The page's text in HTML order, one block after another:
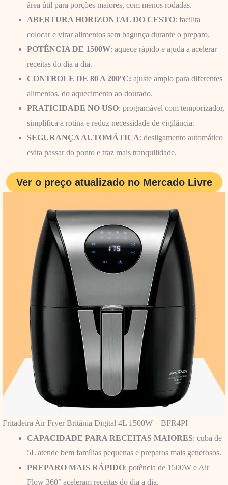
área útil para porções maiores, com menos rodadas.
ABERTURA HORIZONTAL DO CESTO: facilita
colocar e virar alimentos sem bagunça durante o preparo.
POTÊNCIA DE 1500W: aquece rápido e ajuda a acelerar
receitas do dia a dia.
CONTROLE DE 80 A 200°C: ajuste amplo para diferentes
alimentos, do aquecimento ao dourado.
PRATICIDADE NO USO: programável com temporizador,
simplifica a rotina e reduz necessidade de vigilância.
SEGURANÇA AUTOMÁTICA: desligamento automático
evita passar do ponto e traz mais tranquilidade.
Ver o preço atualizado no Mercado Livre
Fritadeira Air Fryer Britânia Digital 4L 1500W – BFR4PI
CAPACIDADE PARA RECEITAS MAIORES: cuba de
5L atende bem famílias pequenas e preparos mais generosos.
PREPARO MAIS RÁPIDO: potência de 1500W e Air
Flow 360° aceleram receitas do dia a dia.